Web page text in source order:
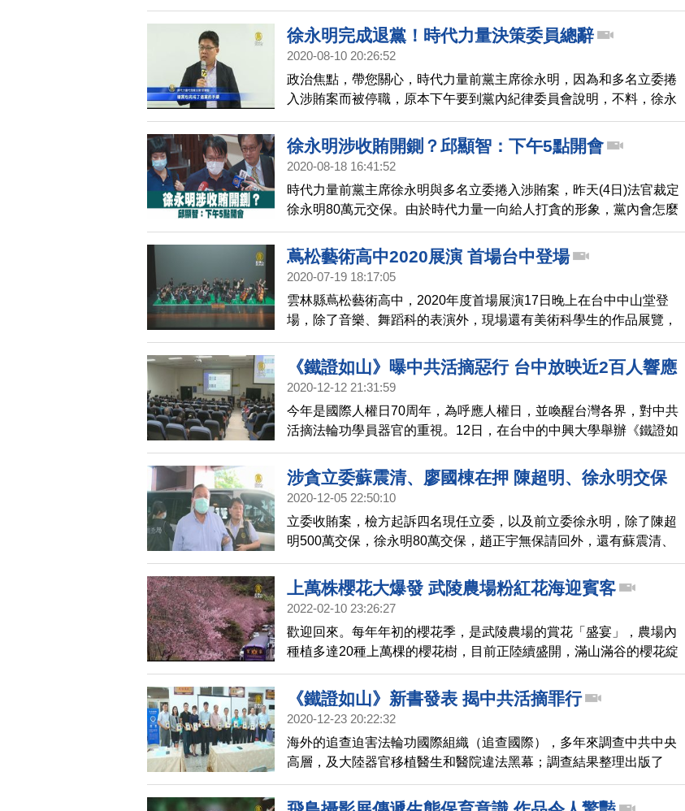
人。
徐永明完成退黨！時代力量決策委員總辭
2020-08-10 20:26:52
政治焦點，帶您關心，時代力量前黨主席徐永明，因為和多名立委捲
入涉賄案而被停職，原本下午要到黨內紀律委員會說明，不料，徐永
明卻突然宣布，為了黨內團結，將主動退黨。代理黨主席邱顯智稍早
也證實，徐永明已經完成退黨手續，所以也不需要開會。
徐永明涉收賄開鍘？邱顯智：下午5點開會
2020-08-18 16:41:52
時代力量前黨主席徐永明與多名立委捲入涉賄案，昨天(4日)法官裁定
徐永明80萬元交保。由於時代力量一向給人打貪的形象，黨內會怎麼
處置？代理主席邱顯智今天（5）表示，已要求徐永明和前副祕林鈺
傑，24小時內到紀律委員會說明，預計下午五點開會。
蔦松藝術高中2020展演 首場台中登場
2020-07-19 18:17:05
雲林縣蔦松藝術高中，2020年度首場展演17日晚上在台中中山堂登
場，除了音樂、舞蹈科的表演外，現場還有美術科學生的作品展覽，
精彩的演出和專業的素質，令觀眾讚賞不已。
《鐵證如山》曝中共活摘惡行 台中放映近2百人響應
2020-12-12 21:31:59
今年是國際人權日70周年，為呼應人權日，並喚醒台灣各界，對中共
活摘法輪功學員器官的重視。12日，在台中的中興大學舉辦《鐵證如
山》影片放映及新書發表會，多位學界醫界先進到場為人權發聲，譴
責中共活摘器官的惡行，近200人到場響應。
涉貪立委蘇震清、廖國棟在押 陳超明、徐永明交保
2020-12-05 22:50:10
立委收賄案，檢方起訴四名現任立委，以及前立委徐永明，除了陳超
明500萬交保，徐永明80萬交保，趙正宇無保請回外，還有蘇震清、
廖國棟兩名立委被收押。
上萬株櫻花大爆發 武陵農場粉紅花海迎賓客
2022-02-10 23:26:27
歡迎回來。每年年初的櫻花季，是武陵農場的賞花「盛宴」，農場內
種植多達20種上萬棵的櫻花樹，目前正陸續盛開，滿山滿谷的櫻花綻
放，吸引許多遊客上山走春。
《鐵證如山》新書發表 揭中共活摘罪行
2020-12-23 20:22:32
海外的追查迫害法輪功國際組織（追查國際），多年來調查中共中央
高層，及大陸器官移植醫生和醫院違法黑幕；調查結果整理出版了
《鐵證如山》第一部和第二部書籍及摘要影片。11日，在台灣台中市
豐原的樂天宮，舉行新書發表會、並且贈書，希望台灣民眾瞭解中共